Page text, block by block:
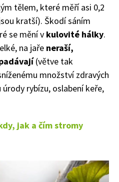
tělem, které měří asi 0,2
kratší). Škodí sáním
se mění v kulovité hálky.
na jaře neraší,
(větve tak
mu množství zdravých
úrody rybízu, oslabeníkeře,
jak a čím stromy